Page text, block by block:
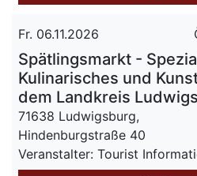
Fr. 06.11.2026
Spätlingsmarkt -
Kulinarisches und
dem Landkreis
71638 Ludwigsburg,
Hindenburgstraße 40
Veranstalter: Tourist